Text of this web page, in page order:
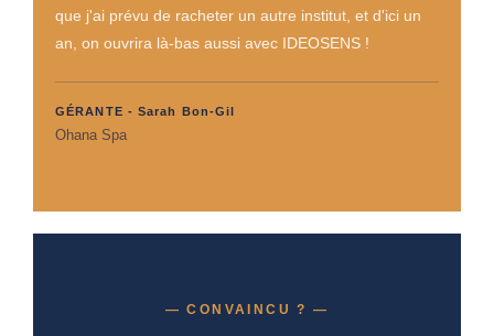
que j'ai prévu de racheter un autre institut, et d'ici un
an, on ouvrira là-bas aussi avec IDEOSENS !
GÉRANTE - Sarah Bon-Gil
Ohana Spa
— CONVAINCU ? —